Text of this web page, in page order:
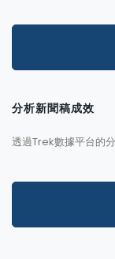
分析新聞稿成效
透過Trek數據平台的